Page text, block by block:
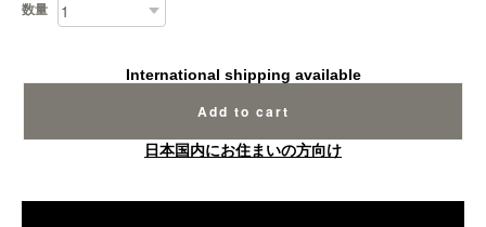
数量
International shipping available
Add to cart
日本国内にお住まいの方向け